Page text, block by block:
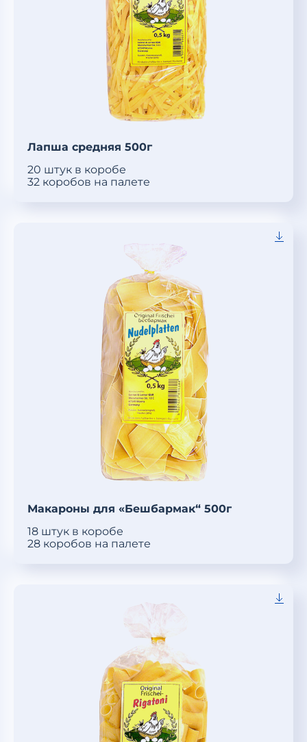
Лапша средняя 500г
20 штук в коробе
32 коробов на палете
Макароны для «Бешбармак“ 500г
18 штук в коробе
28 коробов на палете